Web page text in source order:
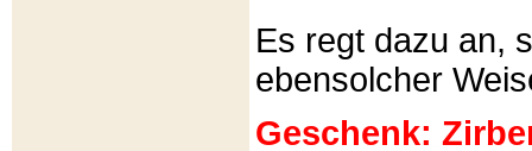
Es regt dazu an,
ebensolcher
Geschenk: